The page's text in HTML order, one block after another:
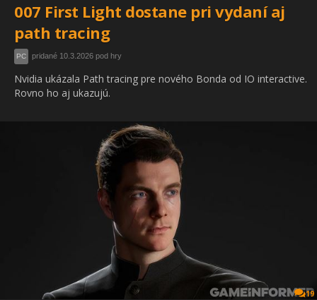
007 First Light dostane pri vydaní aj
path tracing
PC pridané 10.3.2026 pod hry
Nvidia ukázala Path tracing pre nového Bonda od IO interactive.
Rovno ho aj ukazujú.
19